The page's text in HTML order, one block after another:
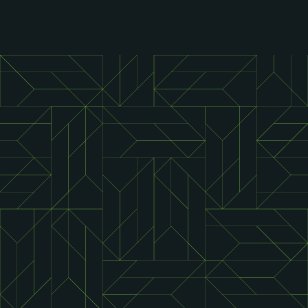
+38 (067) 886 76 88
+38 (066) 313 00 93
ОТПРАВИТЬ СООБЩЕНИЕ
greengarth.ua@gmail.com
МЕНЮ
Портфолио
О компании
Контакты
НАШИ СОЦИАЛЬНЫЕ СЕТИ: